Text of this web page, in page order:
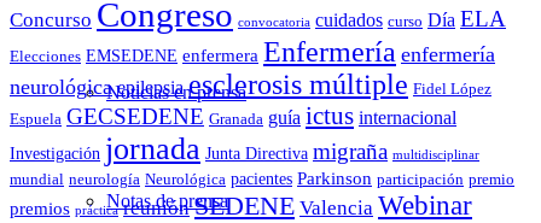
Noticias en prensa
Notas de prensa
Concurso Congreso convocatoria cuidados curso Día ELA
Elecciones EMSEDENE enfermera Enfermería enfermería
neurológica epilepsia esclerosis múltiple Fidel López
Espuela GECSEDENE Granada guía ictus internacional
Investigación jornada Junta Directiva migraña multidisciplinar
mundial neurología Neurológica pacientes Parkinson participación premio
premios práctica reunión SEDENE Valencia Webinar